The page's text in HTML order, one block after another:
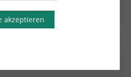
akzeptieren